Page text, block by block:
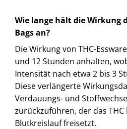
Wie lange hält die Wirkung
Bags an?
Die Wirkung von THC-
und 12 Stunden anhalten,
Intensität nach etwa 2 bis 3
Diese verlängerte
Verdauungs- und
zurückzuführen, der das THC
Blutkreislauf freisetzt.